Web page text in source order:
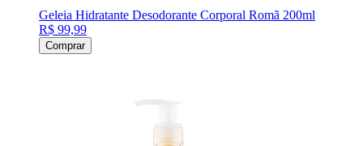
Geleia Hidratante Desodorante Corporal Romã 200ml
R$ 99,99
Comprar